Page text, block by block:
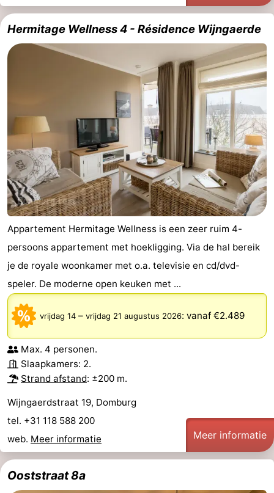
Hermitage Wellness 4 - Résidence Wijngaerde
Appartement Hermitage Wellness is een zeer ruim 4-
persoons appartement met hoekligging. Via de hal bereik
je de royale woonkamer met o.a. televisie en cd/dvd-
speler. De moderne open keuken met ...
vrijdag 14 – vrijdag 21 augustus 2026: vanaf €2.489
Max. 4 personen.
Slaapkamers: 2.
Strand afstand: ±200 m.
Wijngaerdstraat 19, Domburg
tel. +31 118 588 200
web. Meer informatie Meer informatie
Ooststraat 8a